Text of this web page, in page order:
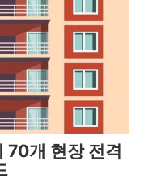
70개 현장 전격